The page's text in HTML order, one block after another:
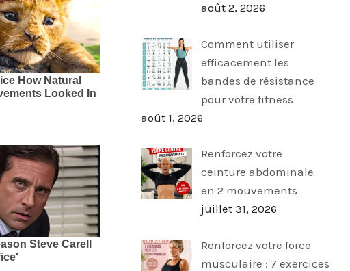
août 2, 2026
Comment utiliser
efficacement les
bandes de résistance
pour votre fitness
août 1, 2026
Renforcez votre
ceinture abdominale
en 2 mouvements
juillet 31, 2026
Renforcez votre force
musculaire : 7 exercices